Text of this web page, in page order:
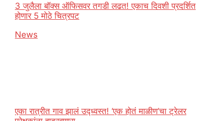
3 जुलैला बॉक्स ऑफिसवर तगडी लढत! एकाच दिवशी प्रदर्शित
होणार 5 मोठे चित्रपट
In relation to
News
एका रात्रीत गाव झालं उद्ध्वस्त! ‘एक होतं माळीण’चा ट्रेलर